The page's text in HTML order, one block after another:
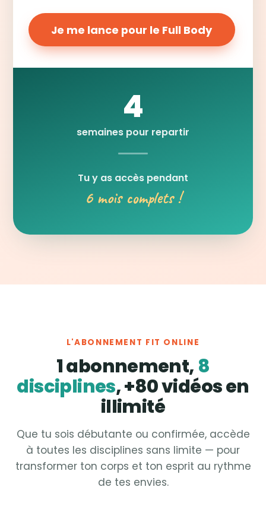
Je me lance pour le Full Body
4
semaines pour repartir
Tu y as accès pendant
6 mois complets !
L'ABONNEMENT FIT ONLINE
1 abonnement, 8
disciplines, +80 vidéos en
illimité
Que tu sois débutante ou confirmée, accède
à toutes les disciplines sans limite — pour
transformer ton corps et ton esprit au rythme
de tes envies.